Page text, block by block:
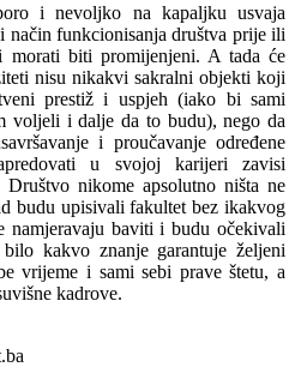
i nevoljko na kapaljku usvaja
način funkcionisanja društva prije ili
morati biti promijenjeni. A tada će
nisu nikakvi sakralni objekti koji
prestiž i uspjeh (iako bi sami
voljeli i dalje da to budu), nego da
i proučavanje određene
u svojoj karijeri zavisi
nikome apsolutno ništa ne
budu upisivali fakultet bez ikakvog
namjeravaju baviti i budu očekivali
kakvo znanje garantuje željeni
vrijeme i sami sebi prave štetu, a
kadrove.